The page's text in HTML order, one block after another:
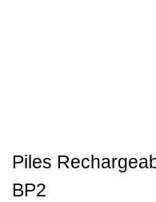
Piles
BP2